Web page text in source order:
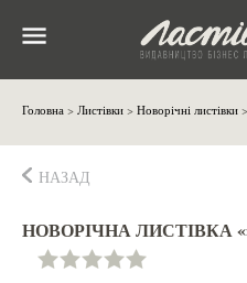
Головна > Листівки > Новорічні листівки >
НАЗАД
НОВОРІЧНА ЛИСТІВКА